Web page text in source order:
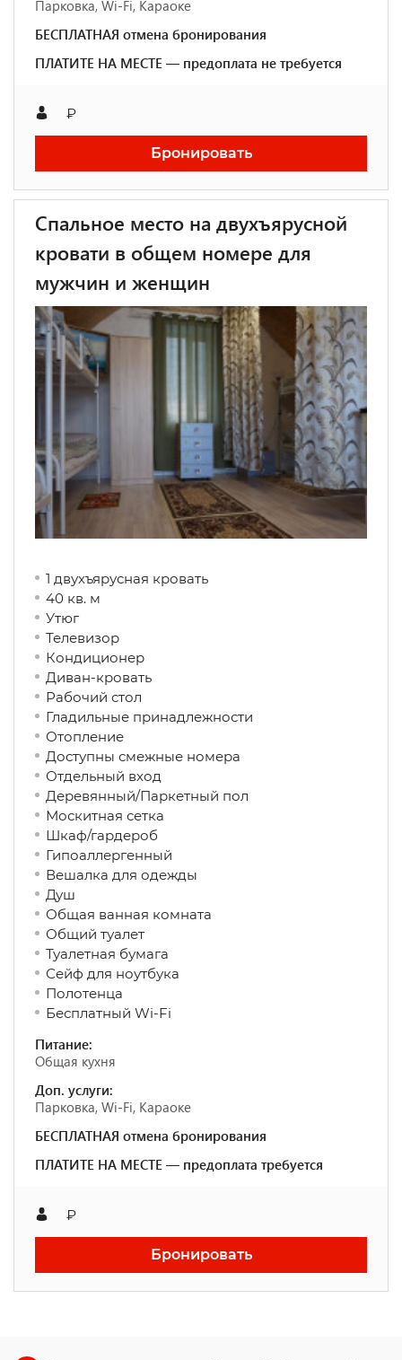
Парковка, Wi-Fi, Караоке
БЕСПЛАТНАЯ отмена бронирования
ПЛАТИТЕ НА МЕСТЕ — предоплата не требуется
₽
Бронировать
Спальное место на двухъярусной
кровати в общем номере для
мужчин и женщин
1 двухъярусная кровать
40 кв. м
Утюг
Телевизор
Кондиционер
Диван-кровать
Рабочий стол
Гладильные принадлежности
Отопление
Доступны смежные номера
Отдельный вход
Деревянный/Паркетный пол
Москитная сетка
Шкаф/гардероб
Гипоаллергенный
Вешалка для одежды
Душ
Общая ванная комната
Общий туалет
Туалетная бумага
Сейф для ноутбука
Полотенца
Бесплатный Wi-Fi
Питание:
Общая кухня
Доп. услуги:
Парковка, Wi-Fi, Караоке
БЕСПЛАТНАЯ отмена бронирования
ПЛАТИТЕ НА МЕСТЕ — предоплата требуется
₽
Бронировать